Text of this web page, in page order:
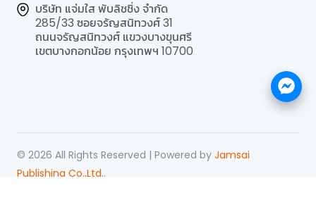
บริษัท แจ่มใส พับลิชชิ่ง จำกัด
285/33 ซอยจรัญสนิทวงศ์ 31
ถนนจรัญสนิทวงศ์ แขวงบางขุนศรี
เขตบางกอกน้อย กรุงเทพฯ 10700
© 2026 All Rights Reserved | Powered by Jamsai
Publishing Co.,Ltd..